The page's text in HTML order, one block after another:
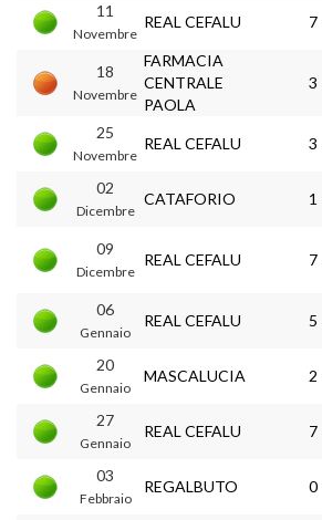
11
Novembre
REAL CEFALU 7
18
Novembre
FARMACIA
CENTRALE
PAOLA
3
25
Novembre
REAL CEFALU 3
02
Dicembre
CATAFORIO 1
09
Dicembre
REAL CEFALU 7
06
Gennaio
REAL CEFALU 5
20
Gennaio
MASCALUCIA 2
27
Gennaio
REAL CEFALU 7
03
Febbraio
REGALBUTO 0